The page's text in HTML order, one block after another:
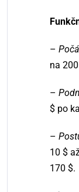
–
na
–
$ po
–
10 $
170 $.